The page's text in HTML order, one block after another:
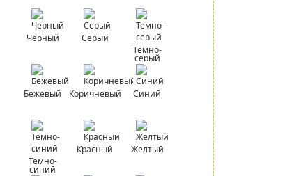
Черный
Серый
Темно-
серый
Бежевый Коричневый Синий
Темно-
синий
Красный Желтый